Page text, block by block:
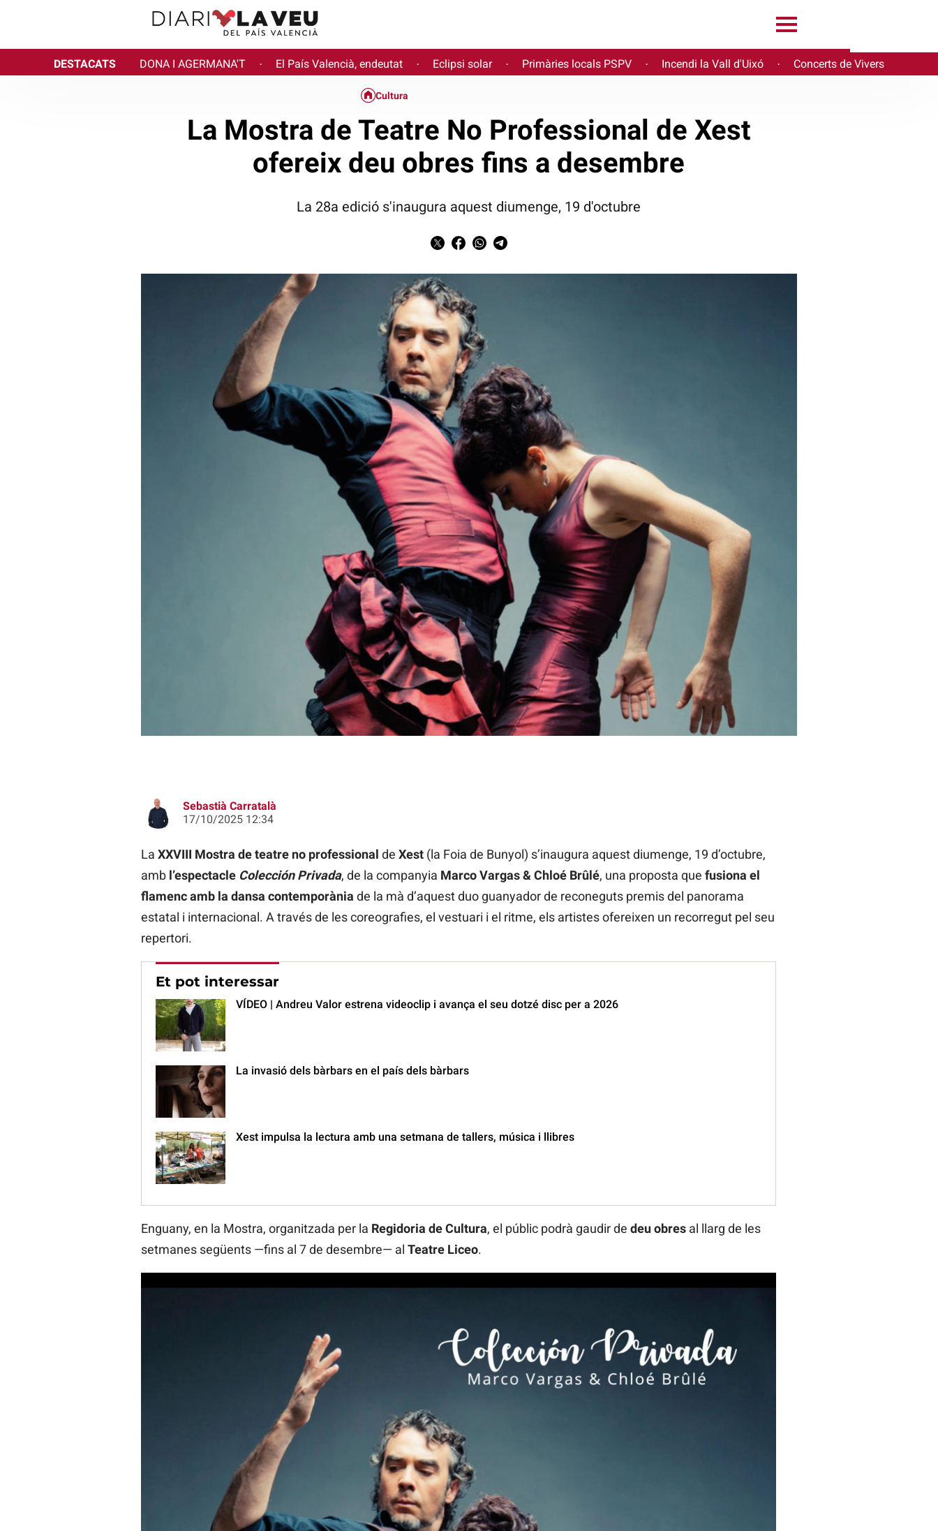
DESTACATS DONA I AGERMANA'T · El País Valencià, endeutat · Eclipsi solar · Primàries locals PSPV · Incendi la Vall d'Uixó · Concerts de Vivers
La 28a Mostra de teatre no professional de Xest s'inaugura amb l’espectacle de dansa "Colección Privada", de Marco Vargas & Chloé
Cultura
La Mostra de Teatre No Professional de Xest
ofereix deu obres fins a desembre
La 28a edició s'inaugura aquest diumenge, 19 d'octubre
Sebastià Carratalà
17/10/2025 12:34
La XXVIII Mostra de teatre no professional de Xest(la Foia de Bunyol) s’inaugura aquest diumenge, 19 d’octubre,
amb l’espectacle ColecciónPrivada, de la companyia Marco Vargas & Chloé Brûlé, una proposta que fusiona el
flamenc amb la dansa contemporània de la mà d’aquest duo guanyador de reconeguts premis del panorama
estatal i internacional. A través de les coreografies, el vestuari i el ritme, els artistes ofereixen un recorregut pel seu
repertori.
Et pot interessar
VÍDEO | Andreu Valor estrena videoclip i avança el seu dotzé disc per a 2026
La invasió dels bàrbars en el país dels bàrbars
Xest impulsa la lectura amb una setmana de tallers, música i llibres
Enguany, en la Mostra, organitzada per la Regidoria de Cultura, el públic podrà gaudir de deu obres al llarg de les
setmanes següents —fins al 7 de desembre— al Teatre Liceo.